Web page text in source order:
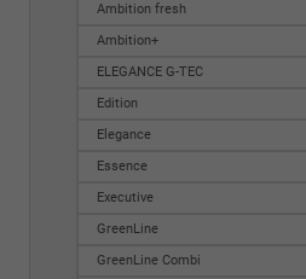
Ambition fresh
Ambition+
ELEGANCE G-TEC
Edition
Elegance
Essence
Executive
GreenLine
GreenLine Combi